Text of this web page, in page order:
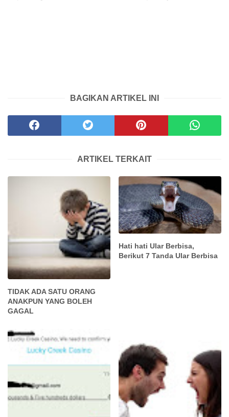
BAGIKAN ARTIKEL INI
ARTIKEL TERKAIT
TIDAK ADA SATU ORANG
ANAKPUN YANG BOLEH
GAGAL
Hati hati Ular Berbisa,
Berikut 7 Tanda Ular Berbisa